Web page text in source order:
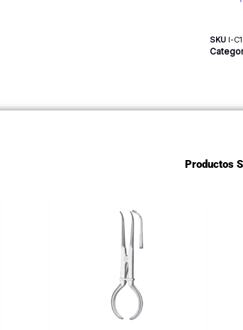
SKU I-
Productos